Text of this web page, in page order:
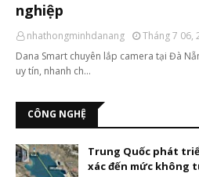
nghiệp
nhathongminhdanang
Tháng 7 06,
Dana Smart chuyên lắp camera tại Đà
uy tín, nhanh ch…
CÔNG NGHỆ
Trung Quốc phát
xác đến mức không